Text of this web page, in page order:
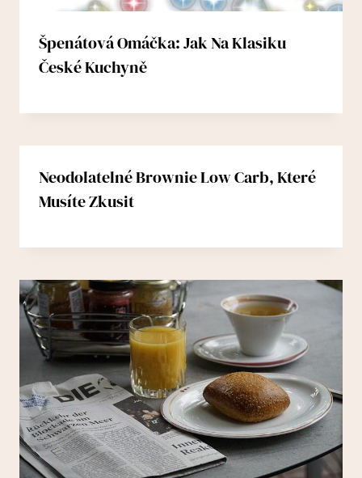
Špenátová Omáčka: Jak Na Klasiku
České Kuchyně
Neodolatelné Brownie Low Carb, Které
Musíte Zkusit